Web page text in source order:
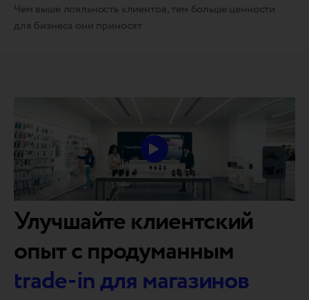
Чем выше лояльность клиентов, тем больше ценности
для бизнеса они приносят
Улучшайте клиентский
опыт с продуманным
trade-in для магазинов